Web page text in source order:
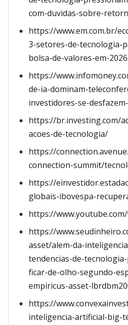
com-duvidas-sobre-
https://www.em.com.br/
3-setores-de-tecnologia-
bolsa-de-valores-em-
https://
de-ia-dominam-
investidores-se-
https://br.investing.com/
acoes-de-tecnologia/
https://
connection-summit/
https://
globais-ibovespa-
https://
https://
asset/alem-da-
tendencias-de-
ficar-de-olho-segundo-
empiricus-asset-
https://
inteligencia-artificial-big-